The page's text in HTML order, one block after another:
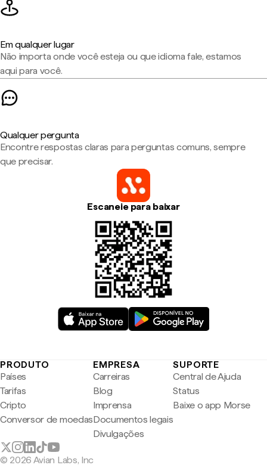
Em qualquer lugar
Não importa onde você esteja ou que idioma fale, estamos
aqui para você.
Qualquer pergunta
Encontre respostas claras para perguntas comuns, sempre
que precisar.
Escaneie para baixar
PRODUTO
Países
Tarifas
Cripto
Conversor de moedas
EMPRESA
Carreiras
Blog
Imprensa
Documentos legais
Divulgações
SUPORTE
Central de Ajuda
Status
Baixe o app Morse
© 2026 Avian Labs, Inc